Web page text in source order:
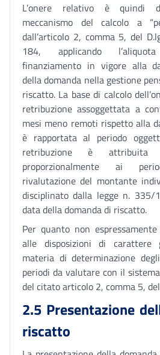
L’onere relativo è quindi
meccanismo del calcolo a
dall’articolo 2, comma 5, del
184, applicando
finanziamento in vigore alla
della domanda nella gestione
riscatto. La base di calcolo
retribuzione assoggettata a
mesi meno remoti rispetto alla
è rapportata al periodo
retribuzione è attribuita
proporzionalmente ai
rivalutazione del montante
disciplinato dalla legge n.
data della domanda di riscatto.
Per quanto non
alle disposizioni di carattere
materia di determinazione
periodi da valutare con il
del citato articolo 2, comma 5,
2.5 Presentazione
riscatto